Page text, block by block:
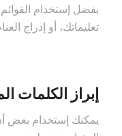
يفضل إستخدام
تعليماتك، أو إدراج
إبراز الكلمات
يمكنك إستخدام بعض